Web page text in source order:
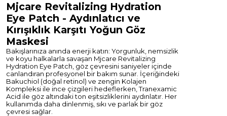
Mjcare Revitalizing Hydration
Eye Patch - Aydınlatıcı ve
Kırışıklık Karşıtı Yoğun Göz
Maskesi
Bakışlarınıza anında enerji katın: Yorgunluk, nemsizlik
ve koyu halkalarla savaşan Mjcare Revitalizing
Hydration Eye Patch, göz çevresini saniyeler içinde
canlandıran profesyonel bir bakım sunar. İçeriğindeki
Bakuchiol (doğal retinol) ve zengin Kolajen
Kompleksi ile ince çizgileri hedeflerken, Tranexamic
Acid ile göz altındaki ton eşitsizliklerini aydınlatır. Her
kullanımda daha dinlenmiş, sıkı ve parlak bir göz
çevresi sağlar.